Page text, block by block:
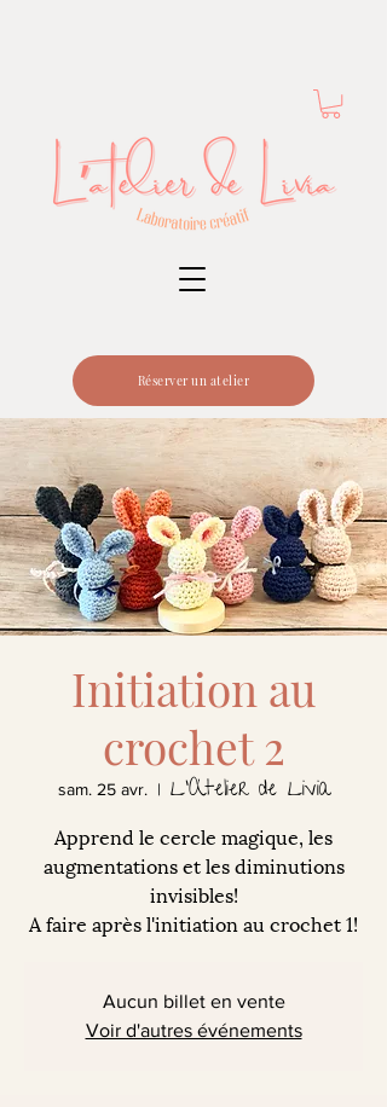
Réserver un atelier
Initiation au
crochet 2
sam. 25 avr.
  |
L'Atelier de Livia
Apprend le cercle magique, les
augmentations et les diminutions
invisibles!
A faire après l'initiation au crochet 1!
Aucun billet en vente
Voir d'autres événements